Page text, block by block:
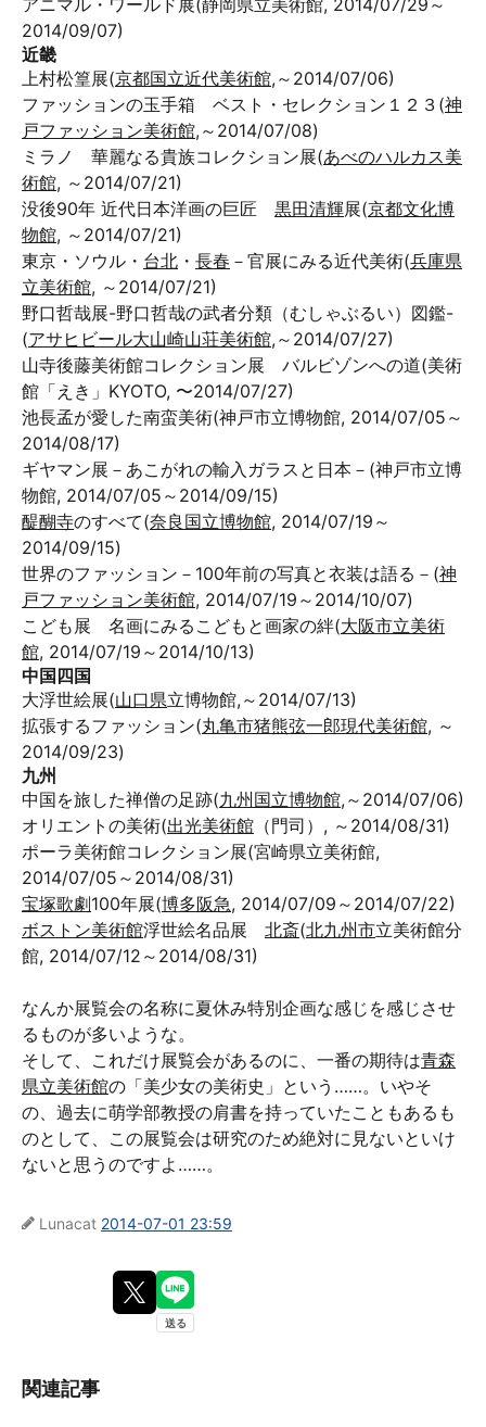
アニマル・ワールド展(静岡県立美術館, 2014/07/29～
2014/09/07)
近畿
上村松篁展(京都国立近代美術館,～2014/07/06)
ファッションの玉手箱 ベスト・セレクション１２３(神
戸ファッション美術館,～2014/07/08)
ミラノ 華麗なる貴族コレクション展(あべのハルカス美
術館, ～2014/07/21)
没後90年 近代日本洋画の巨匠 黒田清輝展(京都文化博
物館, ～2014/07/21)
東京・ソウル・ 台北 ・ 長春 －官展にみる近代美術(兵庫県
立美術館, ～2014/07/21)
野口哲哉展-野口哲哉の武者分類（むしゃぶるい）図鑑-
(アサヒビール大山崎山荘美術館,～2014/07/27)
山寺後藤美術館コレクション展 バルビゾンへの道(美術
館「えき」KYOTO, 〜2014/07/27)
池長孟が愛した南蛮美術(神戸市立博物館, 2014/07/05～
2014/08/17)
ギヤマン展－あこがれの輸入ガラスと日本－(神戸市立博
物館, 2014/07/05～2014/09/15)
醍醐寺のすべて(奈良国立博物館, 2014/07/19～
2014/09/15)
世界のファッション－100年前の写真と衣装は語る－(神
戸ファッション美術館, 2014/07/19～2014/10/07)
こども展 名画にみるこどもと画家の絆(大阪市立美術
館, 2014/07/19～2014/10/13)
中国四国
大浮世絵展(山口県立博物館,～2014/07/13)
拡張するファッション(丸亀市猪熊弦一郎現代美術館, ～
2014/09/23)
九州
中国を旅した禅僧の足跡(九州国立博物館,～2014/07/06)
オリエントの美術(出光美術館 （門司）, ～2014/08/31)
ポーラ美術館コレクション展(宮崎県立美術館,
2014/07/05～2014/08/31)
宝塚歌劇100年展(博多阪急, 2014/07/09～2014/07/22)
ボストン美術館浮世絵名品展 北斎(北九州市立美術館分
館, 2014/07/12～2014/08/31)
なんか展覧会の名称に夏休み特別企画な感じを感じさせ
るものが多いような。
そして、これだけ展覧会があるのに、一番の期待は青森
県立美術館の「美少女の美術史」という……。いやそ
の、過去に萌学部教授の肩書を持っていたこともあるも
のとして、この展覧会は研究のため絶対に見ないといけ
ないと思うのですよ……。
Lunacat 2014-07-01 23:59
関連記事